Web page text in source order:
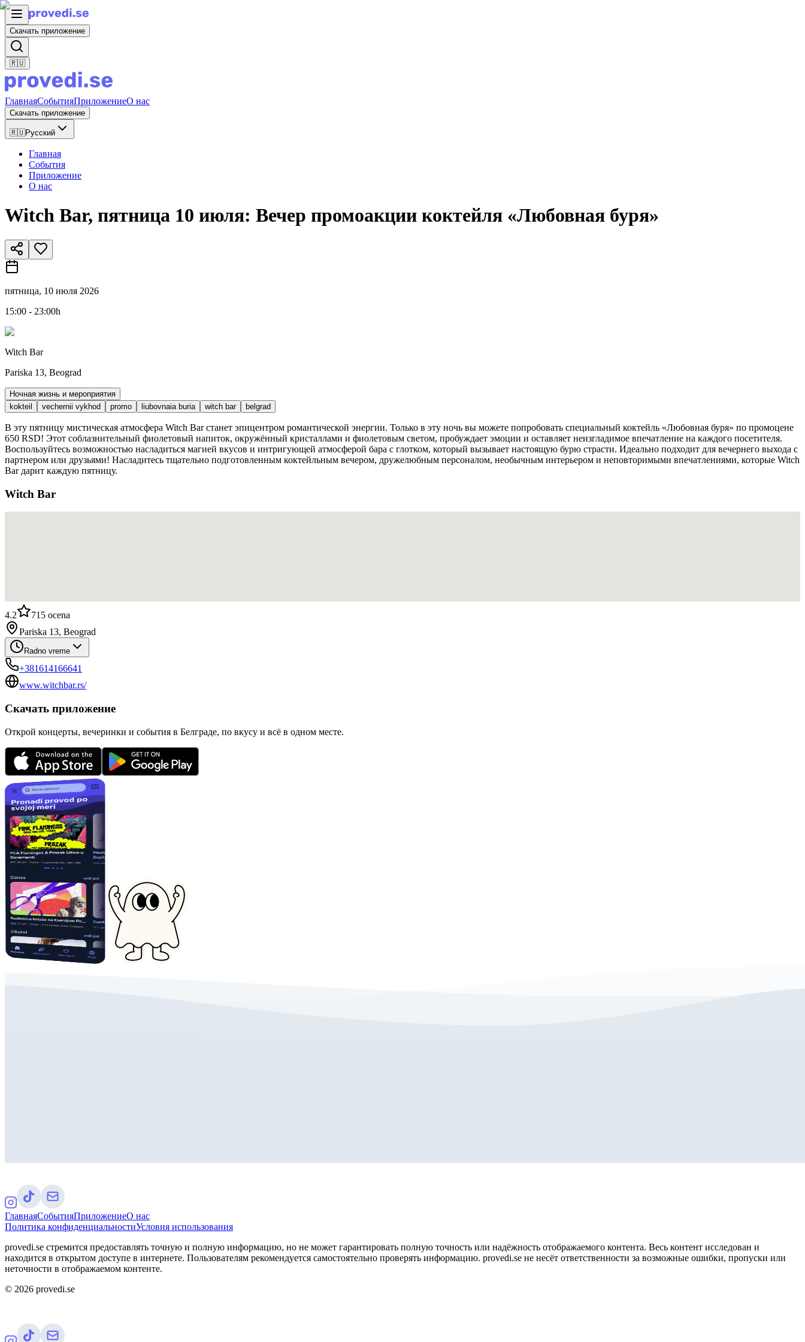
Скачать приложение
🇷🇺
ГлавнаяСобытияПриложениеО нас
Скачать приложение
🇷🇺Русский
Главная
События
Приложение
О нас
Witch Bar, пятница 10 июля: Вечер промоакции коктейля «Любовная буря»
пятница, 10 июля 2026
15:00 - 23:00h
Witch Bar
Pariska 13, Beograd
Ночная жизнь и мероприятия
kokteil
vechernii vykhod promo liubovnaia buria witch bar belgrad
В эту пятницу мистическая атмосфера Witch Bar станет эпицентром романтической энергии. Только в эту ночь вы можете попробовать специальный коктейль «Любовная буря» по промоцене
650 RSD! Этот соблазнительный фиолетовый напиток, окружённый кристаллами и фиолетовым светом, пробуждает эмоции и оставляет неизгладимое впечатление на каждого посетителя.
Воспользуйтесь возможностью насладиться магией вкусов и интригующей атмосферой бара с глотком, который вызывает настоящую бурю страсти. Идеально подходит для вечернего выхода с
партнером или друзьями! Насладитесь тщательно подготовленным коктейльным вечером, дружелюбным персоналом, необычным интерьером и неповторимыми впечатлениями, которые Witch
Bar дарит каждую пятницу.
Witch Bar
4.2 715 ocena
Pariska 13, Beograd
Radno vreme
+381614166641
www.witchbar.rs/
Скачать приложение
Открой концерты, вечеринки и события в Белграде, по вкусу и всё в одном месте.
ГлавнаяСобытияПриложениеО нас
Политика конфиденциальностиУсловия использования
provedi.se стремится предоставлять точную и полную информацию, но не может гарантировать полную точность или надёжность отображаемого контента. Весь контент исследован и
находится в открытом доступе в интернете. Пользователям рекомендуется самостоятельно проверять информацию. provedi.se не несёт ответственности за возможные ошибки, пропуски или
неточности в отображаемом контенте.
© 2026 provedi.se